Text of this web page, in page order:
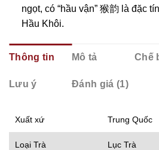
ngọt, có “hầu vận” 猴韵 là đặc
Hầu Khôi.
Thông tin Mô tả Chế
Lưu ý Đánh giá (1)
Xuất xứ Trung Quốc
Loại Trà Lục Trà